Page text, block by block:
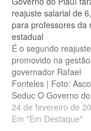
reajuste salarial de
para professores da
estadual
É o segundo reajuste
promovido na
governador Rafael
Fonteles | Foto:
Seduc O Governo
anunciou um
6,27% para todos
24 de fevereiro de
Em "Em Destaque"